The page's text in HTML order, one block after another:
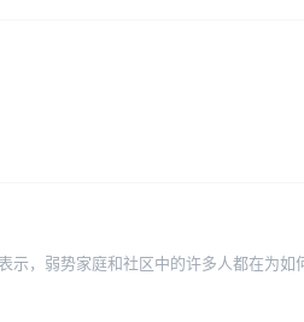
，弱势家庭和社区中的许多人都在为如